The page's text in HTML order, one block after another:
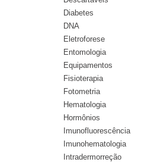
Diabetes
DNA
Eletroforese
Entomologia
Equipamentos
Fisioterapia
Fotometria
Hematologia
Hormônios
Imunofluorescência
Imunohematologia
Intradermorreção